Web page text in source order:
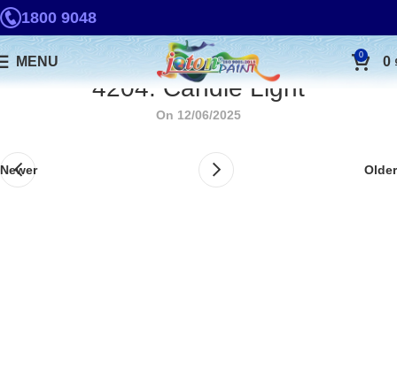
1800 9048
MENU 0 0
4204. Candle Light
On 12/06/2025
Newer Older